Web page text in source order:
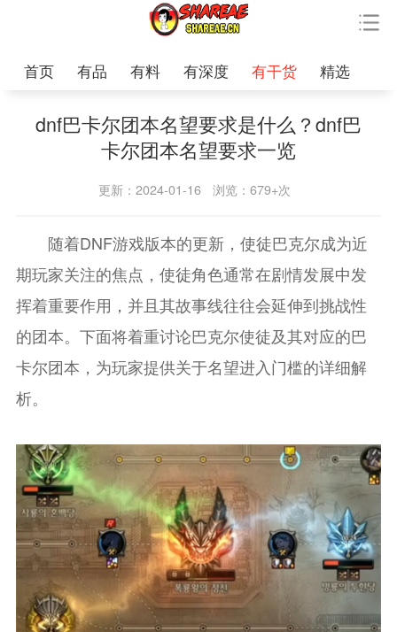
首页 有品 有料 有深度 有干货 精选
dnf巴卡尔团本名望要求是什么？dnf巴
卡尔团本名望要求一览
更新：2024-01-16 浏览：679+次
随着DNF游戏版本的更新，使徒巴克尔成为近
期玩家关注的焦点，使徒角色通常在剧情发展中发
挥着重要作用，并且其故事线往往会延伸到挑战性
的团本。下面将着重讨论巴克尔使徒及其对应的巴
卡尔团本，为玩家提供关于名望进入门槛的详细解
析。